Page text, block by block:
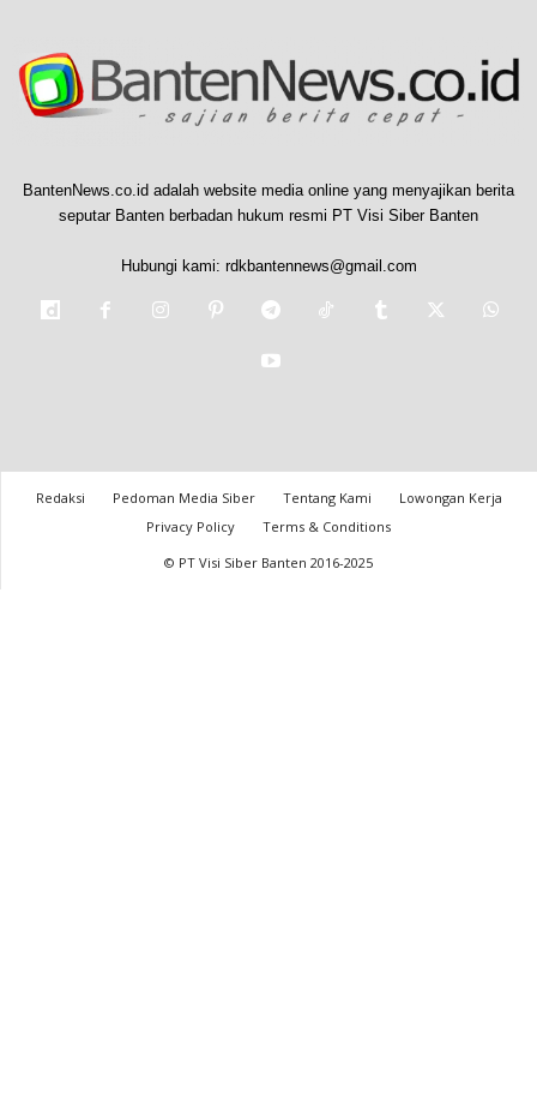
BantenNews.co.id adalah website media online yang menyajikan berita
seputar Banten berbadan hukum resmi PT Visi Siber Banten
Hubungi kami: rdkbantennews@gmail.com
Redaksi Pedoman Media Siber Tentang Kami
Lowongan Kerja
Privacy Policy
Terms & Conditions
© PT Visi Siber Banten 2016-2025